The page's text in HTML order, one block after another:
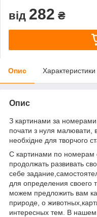
від 282 ₴
Опис Характеристики
Опис
З картинами за
почати з нуля малювати,
необхідне для творчого
C картинами по
продолжать развивать
себе
для определения своего
можем предложить вам
природе, о
интересных тем. В